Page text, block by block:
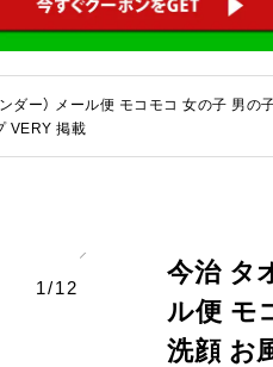
ダー） メール便 モコモコ 女の子 男
VERY 掲載
1/12
今治 タ
ル便 モ
洗顔 お